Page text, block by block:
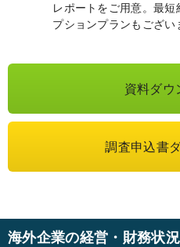
レポートをご用意。最
プションプランもござい
資料ダウ
調査申込書
海外企業の経営・財務状